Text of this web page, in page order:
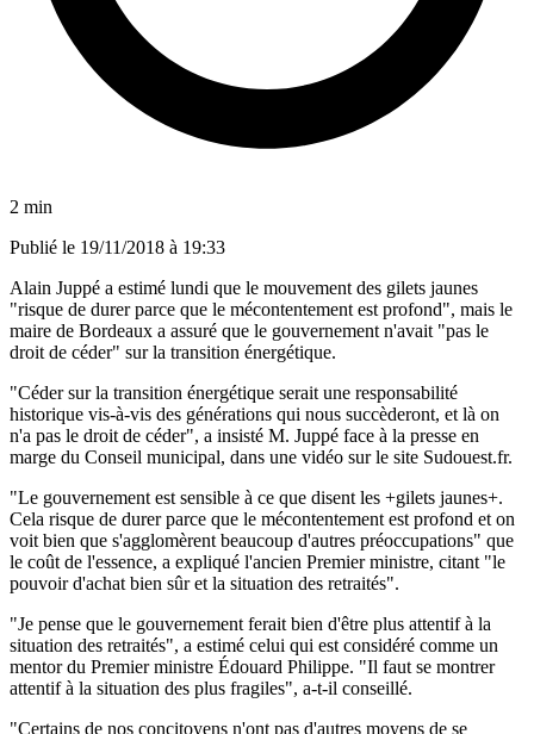
2 min
Publié le 19/11/2018 à 19:33
Alain Juppé a estimé lundi que le mouvement des gilets jaunes
"risque de durer parce que le mécontentement est profond", mais le
maire de Bordeaux a assuré que le gouvernement n'avait "pas le
droit de céder" sur la transition énergétique.
"Céder sur la transition énergétique serait une responsabilité
historique vis-à-vis des générations qui nous succèderont, et là on
n'a pas le droit de céder", a insisté M. Juppé face à la presse en
marge du Conseil municipal, dans une vidéo sur le site Sudouest.fr.
"Le gouvernement est sensible à ce que disent les +gilets jaunes+.
Cela risque de durer parce que le mécontentement est profond et on
voit bien que s'agglomèrent beaucoup d'autres préoccupations" que
le coût de l'essence, a expliqué l'ancien Premier ministre, citant "le
pouvoir d'achat bien sûr et la situation des retraités".
"Je pense que le gouvernement ferait bien d'être plus attentif à la
situation des retraités", a estimé celui qui est considéré comme un
mentor du Premier ministre Édouard Philippe. "Il faut se montrer
attentif à la situation des plus fragiles", a-t-il conseillé.
"Certains de nos concitoyens n'ont pas d'autres moyens de se